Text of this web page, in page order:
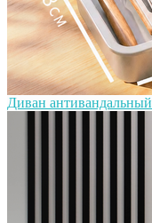
Диван антивандальный